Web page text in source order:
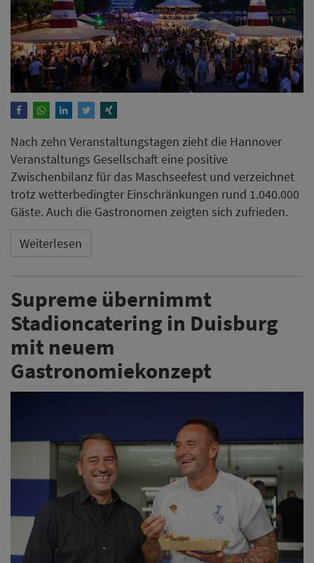
Nach zehn Veranstaltungstagen zieht die Hannover
Veranstaltungs Gesellschaft eine positive
Zwischenbilanz für das Maschseefest und verzeichnet
trotz wetterbedingter Einschränkungen rund 1.040.000
Gäste. Auch die Gastronomen zeigten sich zufrieden.
Weiterlesen
Supreme übernimmt
Stadioncatering in Duisburg
mit neuem
Gastronomiekonzept